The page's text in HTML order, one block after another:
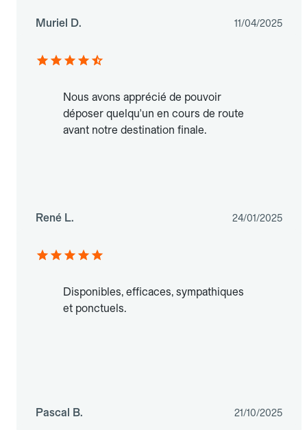
Muriel D. 11/04/2025
Nous avons apprécié de pouvoir
déposer quelqu'un en cours de route
avant notre destination finale.
René L. 24/01/2025
Disponibles, efficaces, sympathiques
et ponctuels.
Pascal B. 21/10/2025